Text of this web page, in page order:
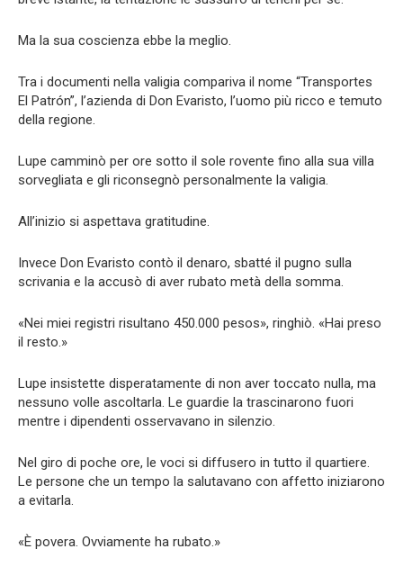
Ma la sua coscienza ebbe la meglio.
Tra i documenti nella valigia compariva il nome “Transportes
El Patrón”, l’azienda di Don Evaristo, l’uomo più ricco e temuto
della regione.
Lupe camminò per ore sotto il sole rovente fino alla sua villa
sorvegliata e gli riconsegnò personalmente la valigia.
All’inizio si aspettava gratitudine.
Invece Don Evaristo contò il denaro, sbatté il pugno sulla
scrivania e la accusò di aver rubato metà della somma.
«Nei miei registri risultano 450.000 pesos», ringhiò. «Hai preso
il resto.»
Lupe insistette disperatamente di non aver toccato nulla, ma
nessuno volle ascoltarla. Le guardie la trascinarono fuori
mentre i dipendenti osservavano in silenzio.
Nel giro di poche ore, le voci si diffusero in tutto il quartiere.
Le persone che un tempo la salutavano con affetto iniziarono
a evitarla.
«È povera. Ovviamente ha rubato.»